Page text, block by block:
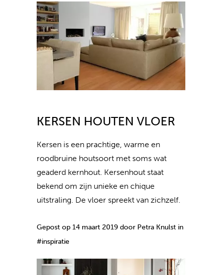
KERSEN HOUTEN VLOER
Kersen is een prachtige, warme en
roodbruine houtsoort met soms wat
geaderd kernhout. Kersenhout staat
bekend om zijn unieke en chique
uitstraling. De vloer spreekt van zichzelf.
Gepost op 14 maart 2019 door Petra Knulst in
#inspiratie